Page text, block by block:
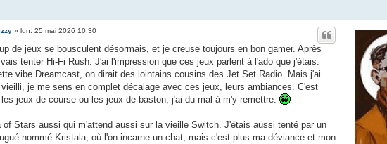
» lun. 25 mai 2026 10:30
de jeux se bousculent désormais, et je creuse toujours en bon gamer. Après
tenter Hi-Fi Rush. J'ai l'impression que ces jeux parlent à l'ado que j'étais.
vibe Dreamcast, on dirait des lointains cousins des Jet Set Radio. Mais j'ai
je me sens en complet décalage avec ces jeux, leurs ambiances. C'est
jeux de course ou les jeux de baston, j'ai du mal à m'y remettre.
of Stars aussi qui m'attend aussi sur la vieille Switch. J'étais aussi tenté par un
nommé Kristala, où l'on incarne un chat, mais c'est plus ma déviance et mon